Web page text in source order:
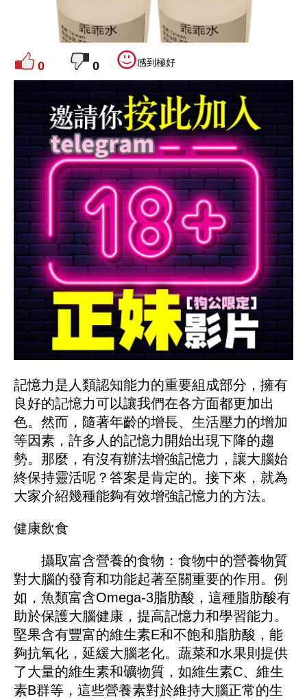
0 0 感到極好
記憶力是人類認知能力的重要組成部分，擁有
良好的記憶力可以讓我們在各方面都更加出
色。然而，隨著年齡的增長、生活壓力的增加
等因素，許多人的記憶力開始出現下降的趨
勢。那麼，有沒有辦法增強記憶力，讓大腦始
終保持靈活呢？答案是肯定的。接下來，就為
大家介紹幾種能夠有效增強記憶力的方法。
健康飲食
攝取富含營養的食物：食物中的營養物質
對大腦的發育和功能起著至關重要的作用。例
如，魚類富含Omega-3脂肪酸，這種脂肪酸有
助於保護大腦健康，提高記憶力和學習能力。
堅果含有豐富的維生素E和不飽和脂肪酸，能
夠抗氧化，延緩大腦老化。蔬菜和水果則提供
了大量的維生素和礦物質，如維生素C、維生
素B群等，這些營養素對於維持大腦正常的生